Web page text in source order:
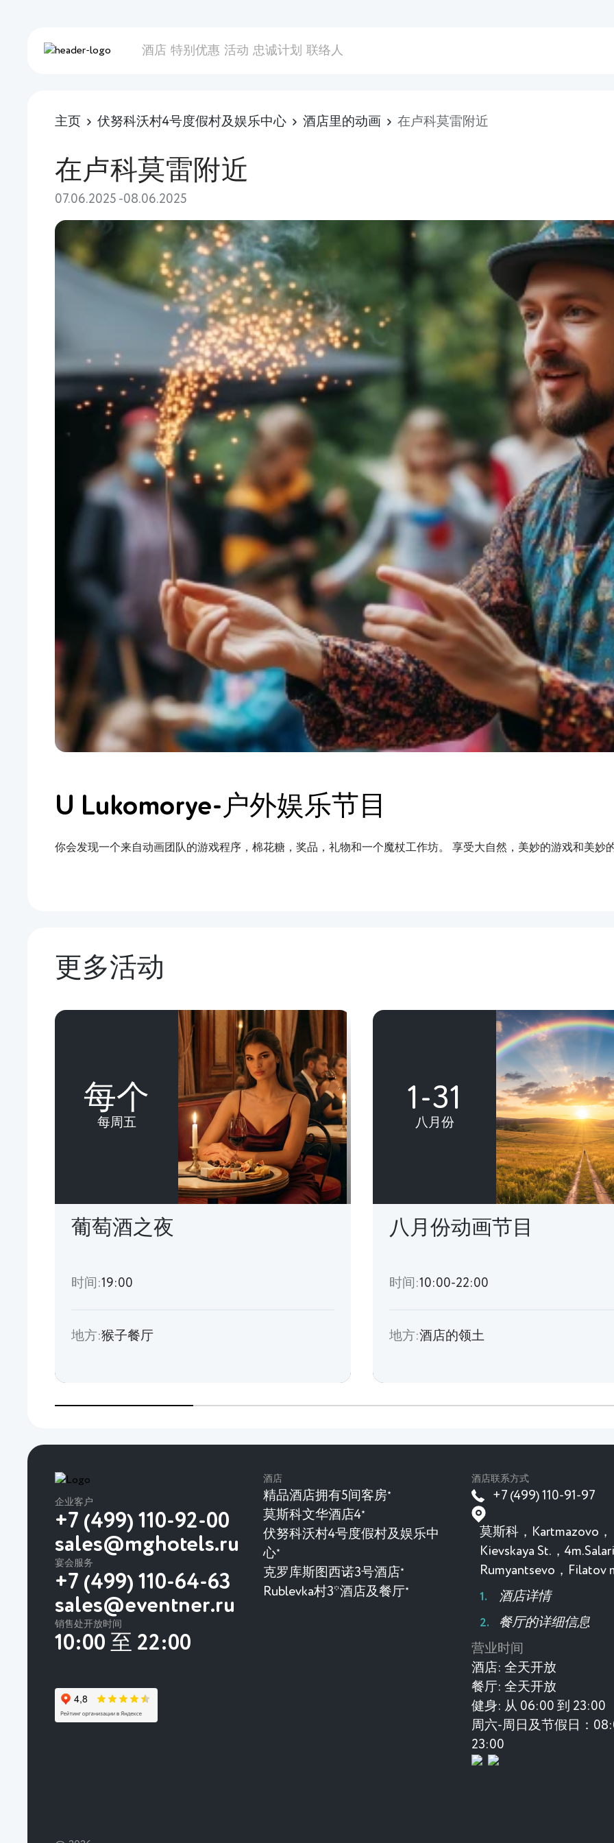
酒店 特别优惠 活动 忠诚计划 联络人
主页 伏努科沃村4号度假村及娱乐中心 酒店里的动画 在卢科莫雷附近
在卢科莫雷附近
07.06.2025 -08.06.2025
U Lukomorye-户外娱乐节目
你会发现一个来自动画团队的游戏程序，棉花糖，奖品，礼物和一个魔杖工作坊。 享受大自然，美妙的游戏和美妙
更多活动
每个
每周五
葡萄酒之夜
时间:19:00
地方:猴子餐厅
1-31
八月份
八月份动画节目
时间:10:00-22:00
地方:酒店的领土
企业客户
+7 (499) 110-92-00
sales@mghotels.ru
宴会服务
+7 (499) 110-64-63
sales@eventner.ru
销售处开放时间
10:00 至 22:00
酒店
精品酒店拥有5间客房★
莫斯科文华酒店4★
伏努科沃村4号度假村及娱乐中
心★
克罗库斯图西诺3号酒店 ★
Rublevka村3*酒店及餐厅★
酒店联系方式
+7 (499) 110-91-97
莫斯科，Kartmazovo，
Kievskaya St.，
Rumyantsevo，Filatov
酒店详情
餐厅的详细信息
营业时间
酒店: 全天开放
餐厅: 全天开放
健身: 从 06:00 到 23:00
周六-周日及节假日：
23:00